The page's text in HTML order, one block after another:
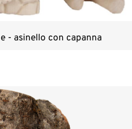
- asinello con capanna